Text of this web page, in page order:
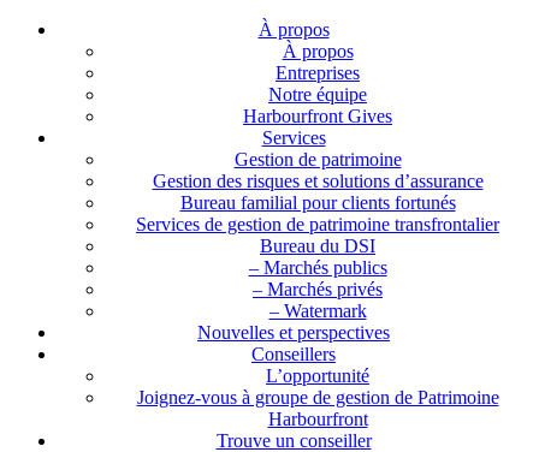
À propos
À propos
Entreprises
Notre équipe
Harbourfront Gives
Services
Gestion de patrimoine
Gestion des risques et solutions d’assurance
Bureau familial pour clients fortunés
Services de gestion de patrimoine transfrontalier
Bureau du DSI
– Marchés publics
– Marchés privés
– Watermark
Nouvelles et perspectives
Conseillers
L’opportunité
Joignez-vous à groupe de gestion de Patrimoine
Harbourfront
Trouve un conseiller